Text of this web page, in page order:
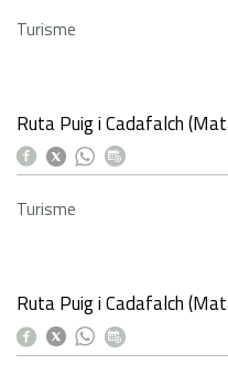
Turisme
Ruta Puig i Cadafalch
Turisme
Ruta Puig i Cadafalch